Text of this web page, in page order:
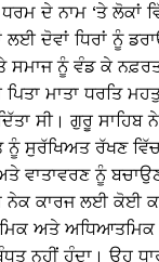
ਦੇ ਨਾਮ ‘ਤੇ ਲੋਕਾਂ
ਦੋਵਾਂ ਧਿਰਾਂ ਨੂੰ
ਨੂੰ ਵੰਡ ਕੇ
ਮਾਤਾ ਧਰਤਿ
ਸੀ। ਗੁਰੂ
ਨੂੰ ਸੁਰੱਖਿਅਤ ਰੱਖਣ
ਨੂੰ
ਨੇਕ ਕਾਰਜ ਲਈ ਕੋਈ
ਅਤੇ
ਨਹੀਂ ਹੁੰਦਾ। ਉਹ